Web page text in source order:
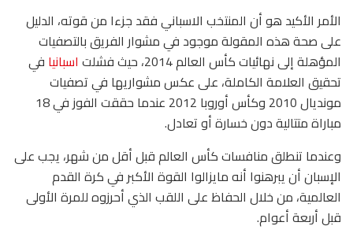
الأمر الأكيد هو أن المنتخب الاسباني فقد جزءا من قوته، الدليل
على صحة هذه المقولة موجود في مشوار الفريق بالتصفيات
المؤهلة إلى نهائيات كأس العالم 2014، حيث فشلت
اسبانيا في
تحقيق العلامة الكاملة، على عكس مشواريها في تصفيات
مونديال 2010 وكأس أوروبا 2012 عندما حققت الفوز في 18
مباراة متتالية دون خسارة أو تعادل.
وعندما تنطلق منافسات كأس العالم قبل أقل من شهر، يجب على
الإسبان أن يبرهنوا أنه مايزالوا القوة الأكبر في كرة القدم
العالمية، من خلال الحفاظ على اللقب الذي أحرزوه للمرة الأولى
قبل أربعة أعوام.